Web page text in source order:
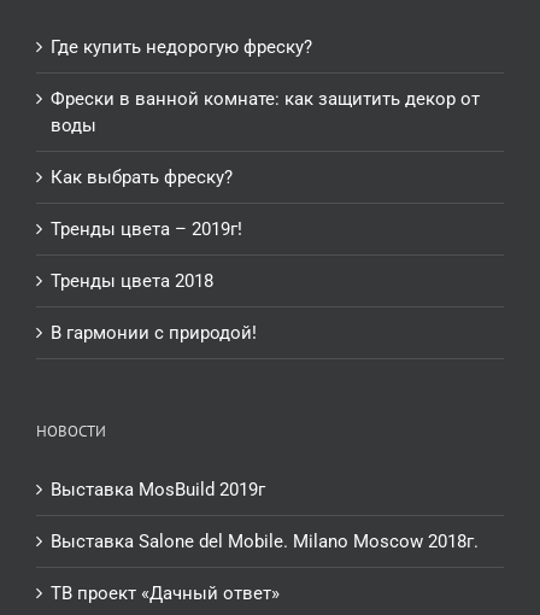
Где купить недорогую фреску?
Фрески в ванной комнате: как защитить декор от
воды
Как выбрать фреску?
Тренды цвета – 2019г!
Тренды цвета 2018
В гармонии с природой!
НОВОСТИ
Выставка MosBuild 2019г
Выставка Salone del Mobile. Milano Moscow 2018г.
ТВ проект «Дачный ответ»